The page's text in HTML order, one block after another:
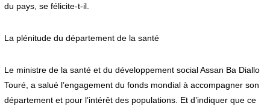
du pays, se félicite-t-il.
La plénitude du département de la santé
Le ministre de la santé et du développement social Assan Ba Diallo
Touré, a salué l’engagement du fonds mondial à accompagner son
département et pour l’intérêt des populations. Et d’indiquer que ce